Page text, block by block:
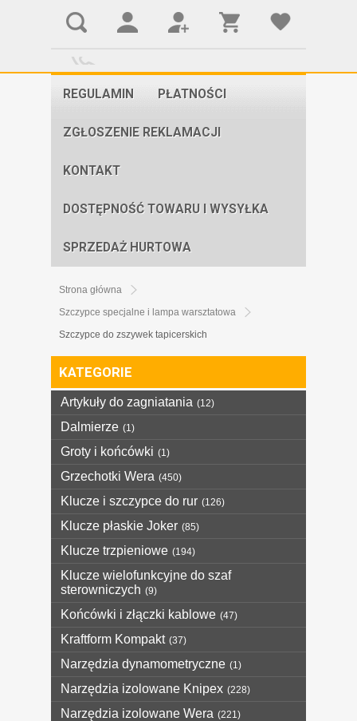
REGULAMIN PŁATNOŚCI
ZGŁOSZENIE REKLAMACJI
KONTAKT
DOSTĘPNOŚĆ TOWARU I WYSYŁKA
SPRZEDAŻ HURTOWA
Strona główna
Szczypce specjalne i lampa warsztatowa
Szczypce do zszywek tapicerskich
KATEGORIE
Artykuły do zagniatania (12)
Dalmierze (1)
Groty i końcówki (1)
Grzechotki Wera (450)
Klucze i szczypce do rur (126)
Klucze płaskie Joker (85)
Klucze trzpieniowe (194)
Klucze wielofunkcyjne do szaf
sterowniczych (9)
Końcówki i złączki kablowe (47)
Kraftform Kompakt (37)
Narzędzia dynamometryczne (1)
Narzędzia izolowane Knipex (228)
Narzędzia izolowane Wera (221)